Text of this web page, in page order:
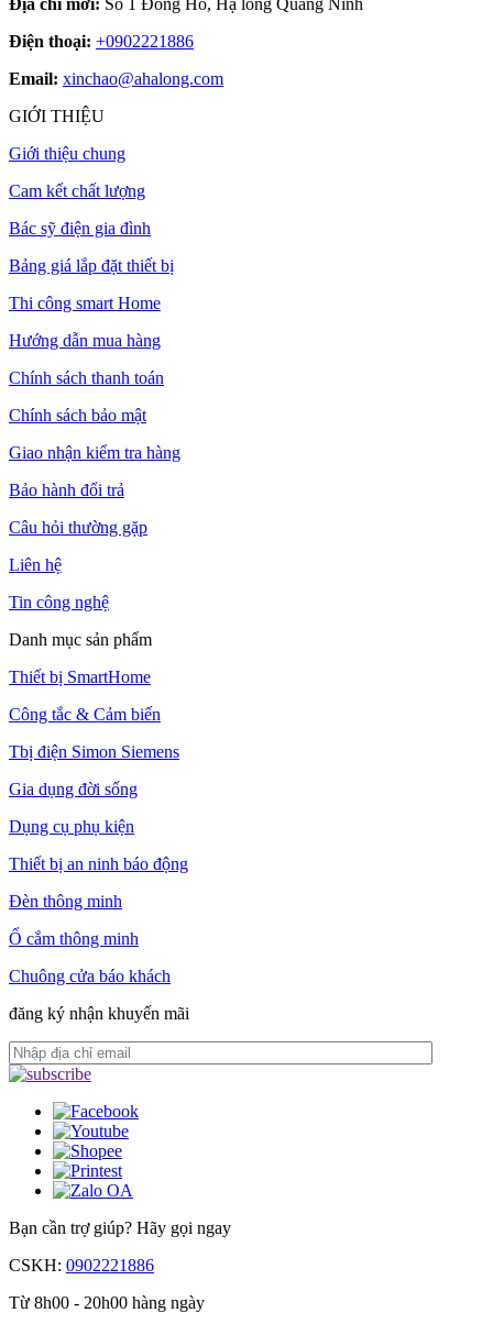
Địa chỉ mới: Số 1 Đông Hồ, Hạ long Quảng Ninh
Điện thoại: +0902221886
Email: xinchao@ahalong.com
GIỚI THIỆU
Giới thiệu chung
Cam kết chất lượng
Bác sỹ điện gia đình
Bảng giá lắp đặt thiết bị
Thi công smart Home
Hướng dẫn mua hàng
Chính sách thanh toán
Chính sách bảo mật
Giao nhận kiểm tra hàng
Bảo hành đổi trả
Câu hỏi thường gặp
Liên hệ
Tin công nghệ
Danh mục sản phẩm
Thiết bị SmartHome
Công tắc & Cảm biến
Tbị điện Simon Siemens
Gia dụng đời sống
Dụng cụ phụ kiện
Thiết bị an ninh báo động
Đèn thông minh
Ổ cắm thông minh
Chuông cửa báo khách
đăng ký nhận khuyến mãi
Bạn cần trợ giúp? Hãy gọi ngay
CSKH: 0902221886
Từ 8h00 - 20h00 hàng ngày